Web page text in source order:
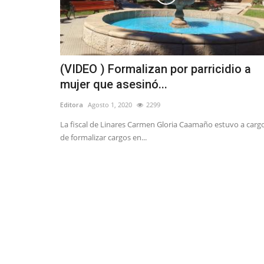
(VIDEO ) Formalizan por parricidio a
mujer que asesinó...
Editora Agosto 1, 2020 2299
La fiscal de Linares Carmen Gloria Caamaño estuvo a
de formalizar cargos en...